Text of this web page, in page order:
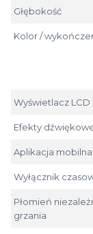
Głębokość
Kolor /
Wyświetlacz LCD
Efekty
Aplikacja mobilna
Wyłącznik
Płomień
grzania